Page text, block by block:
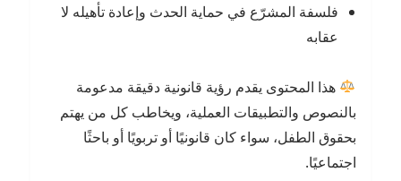
فلسفة المشرّع في حماية الحدث وإعادة تأهيله لا
عقابه
هذا المحتوى يقدم رؤية قانونية دقيقة مدعومة
بالنصوص والتطبيقات العملية، ويخاطب كل من يهتم
بحقوق الطفل، سواء كان قانونيًا أو تربويًا أو باحثًا
اجتماعيًا.